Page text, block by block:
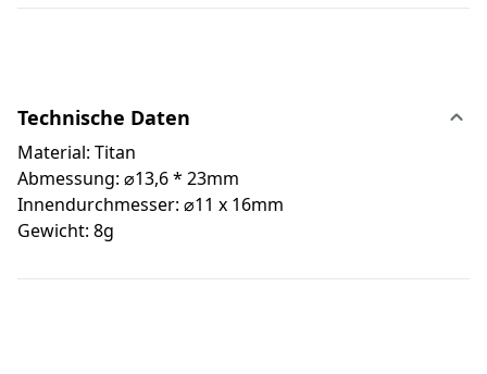
Technische Daten
Material: Titan
Abmessung: ⌀13,6 * 23mm
Innendurchmesser: ⌀11 x 16mm
Gewicht: 8g